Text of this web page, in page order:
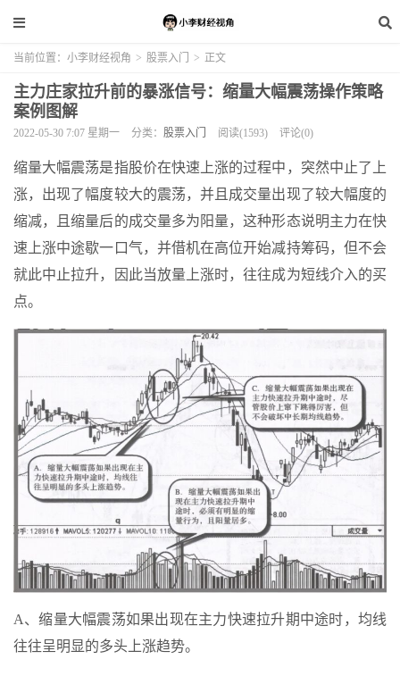
当前位置： 小李财经视角 > 股票入门 > 正文
主力庄家拉升前的暴涨信号：缩量大幅震荡操作策略
案例图解
2022-05-30 7:07 星期一 分类： 股票入门 阅读(1593) 评论(0)
缩量大幅震荡是指股价在快速上涨的过程中，突然中止了上
涨，出现了幅度较大的震荡，并且成交量出现了较大幅度的
缩减，且缩量后的成交量多为阳量，这种形态说明主力在快
速上涨中途歇一口气，并借机在高位开始减持筹码，但不会
就此中止拉升，因此当放量上涨时，往往成为短线介入的买
点。
A、缩量大幅震荡如果出现在主力快速拉升期中途时，均线
往往呈明显的多头上涨趋势。